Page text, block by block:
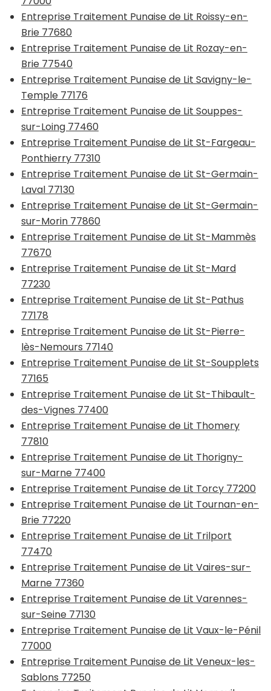
Entreprise Traitement Punaise de Lit Roissy-en-
Brie 77680
Entreprise Traitement Punaise de Lit Rozay-en-
Brie 77540
Entreprise Traitement Punaise de Lit Savigny-le-
Temple 77176
Entreprise Traitement Punaise de Lit Souppes-
sur-Loing 77460
Entreprise Traitement Punaise de Lit St-Fargeau-
Ponthierry 77310
Entreprise Traitement Punaise de Lit St-Germain-
Laval 77130
Entreprise Traitement Punaise de Lit St-Germain-
sur-Morin 77860
Entreprise Traitement Punaise de Lit St-Mammès
77670
Entreprise Traitement Punaise de Lit St-Mard
77230
Entreprise Traitement Punaise de Lit St-Pathus
77178
Entreprise Traitement Punaise de Lit St-Pierre-
lès-Nemours 77140
Entreprise Traitement Punaise de Lit St-Soupplets
77165
Entreprise Traitement Punaise de Lit St-Thibault-
des-Vignes 77400
Entreprise Traitement Punaise de Lit Thomery
77810
Entreprise Traitement Punaise de Lit Thorigny-
sur-Marne 77400
Entreprise Traitement Punaise de Lit Torcy 77200
Entreprise Traitement Punaise de Lit Tournan-en-
Brie 77220
Entreprise Traitement Punaise de Lit Trilport
77470
Entreprise Traitement Punaise de Lit Vaires-sur-
Marne 77360
Entreprise Traitement Punaise de Lit Varennes-
sur-Seine 77130
Entreprise Traitement Punaise de Lit Vaux-le-Pénil
77000
Entreprise Traitement Punaise de Lit Veneux-les-
Sablons 77250